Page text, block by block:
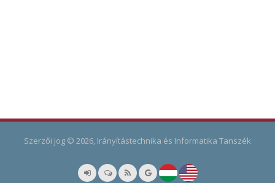
Szerzői jog © 2026, Irányítástechnika és Informatika Tanszék